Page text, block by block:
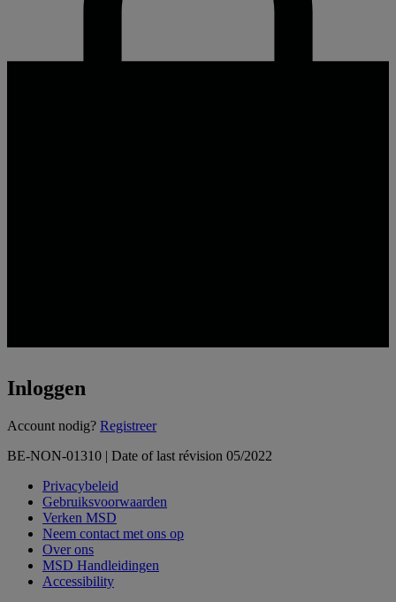
Inloggen
Loading...
Account nodig? Registreer
BE-NON-01310 | Date of last révision 05/2022
Privacybeleid
Gebruiksvoorwaarden
Verken MSD
Neem contact met ons op
Over ons
MSD Handleidingen
Accessibility